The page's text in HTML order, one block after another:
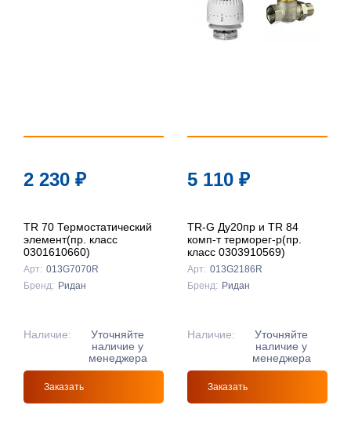
2 230 ₽
TR 70 Термостатический
элемент(пр. класс
0301610660)
Арт: 013G7070R
Бренд: Ридан
Наличие:
Уточняйте
наличие у
менеджера
Заказать
5 110 ₽
TR-G Ду20пр и TR 84
комп-т терморег-р(пр.
класс 0303910569)
Арт: 013G2186R
Бренд: Ридан
Наличие:
Уточняйте
наличие у
менеджера
Заказать